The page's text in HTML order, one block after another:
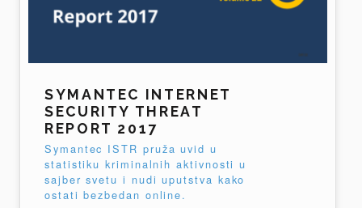
SYMANTEC INTERNET
SECURITY THREAT
REPORT 2017
Symantec ISTR pruža uvid u
statistiku kriminalnih aktivnosti u
sajber svetu i nudi uputstva kako
ostati bezbedan online.